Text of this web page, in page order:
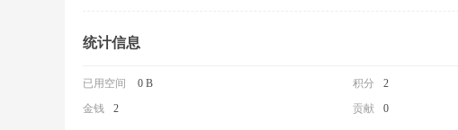
统计信息
已用空间 0 B 积分 2
金钱
2 贡献 0